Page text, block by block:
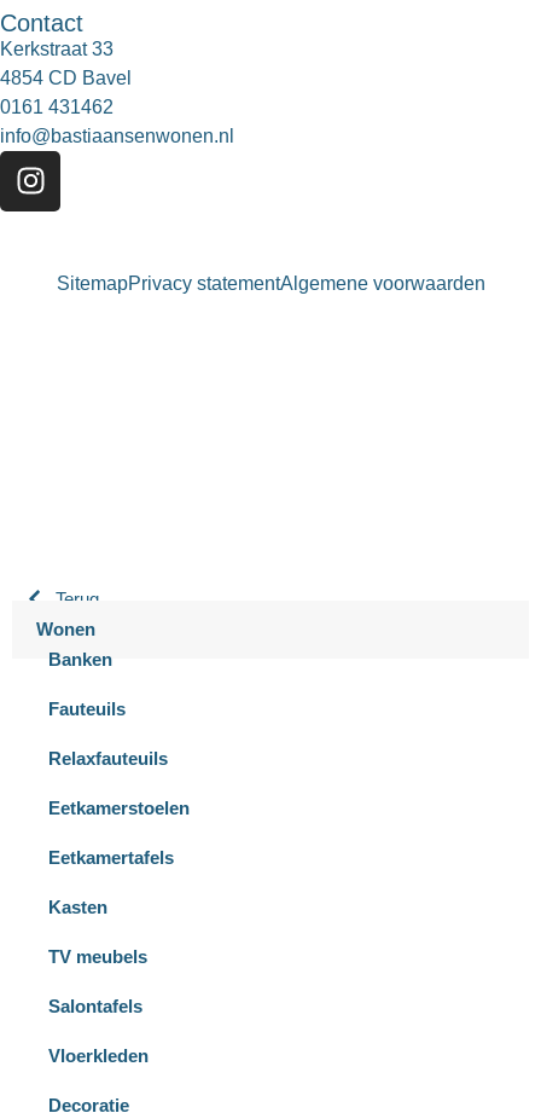
Contact
Kerkstraat 33
4854 CD Bavel
0161 431462
info@bastiaansenwonen.nl
SitemapPrivacy statementAlgemene voorwaarden
Terug
Wonen
Banken
Fauteuils
Relaxfauteuils
Eetkamerstoelen
Eetkamertafels
Kasten
TV meubels
Salontafels
Vloerkleden
Decoratie